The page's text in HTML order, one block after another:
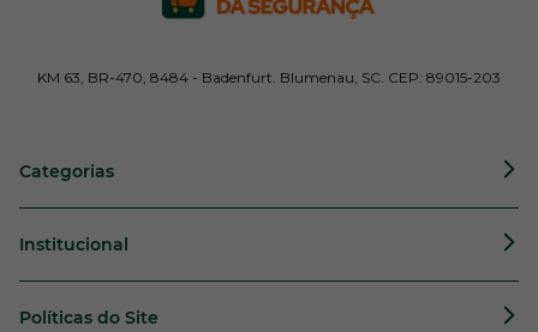
KM 63, BR-470, 8484 - Badenfurt. Blumenau, SC. CEP: 89015-203
Categorias
Institucional
Políticas do Site